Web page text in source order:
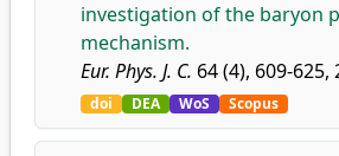
investigation of the baryon
mechanism.
Eur. Phys. J. C. 64 (4), 609-625,
doi DEA WoS Scopus